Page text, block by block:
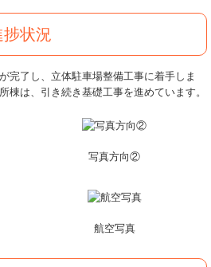
状況
完了し、立体駐車場整備工事に着手しま
棟は、引き続き基礎工事を進めています。
写真方向②
航空写真